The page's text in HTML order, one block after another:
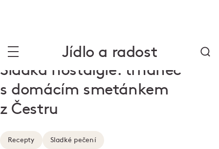
Jídlo a radost
Sladká nostalgie: trhanec
s domácím smetánkem
z Čestru
Recepty Sladké pečení